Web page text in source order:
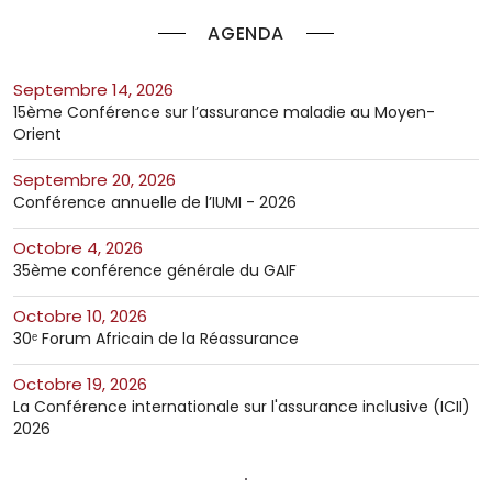
AGENDA
septembre 14, 2026
15ème Conférence sur l’assurance maladie au Moyen-
Orient
septembre 20, 2026
Conférence annuelle de l’IUMI - 2026
octobre 4, 2026
35ème conférence générale du GAIF
octobre 10, 2026
30ᵉ Forum Africain de la Réassurance
octobre 19, 2026
La Conférence internationale sur l'assurance inclusive (ICII)
2026